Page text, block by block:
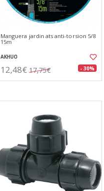
Manguera jardin ats anti-torsion 5/8
15m
AKHUO
12,48€ 17,75€ - 30%